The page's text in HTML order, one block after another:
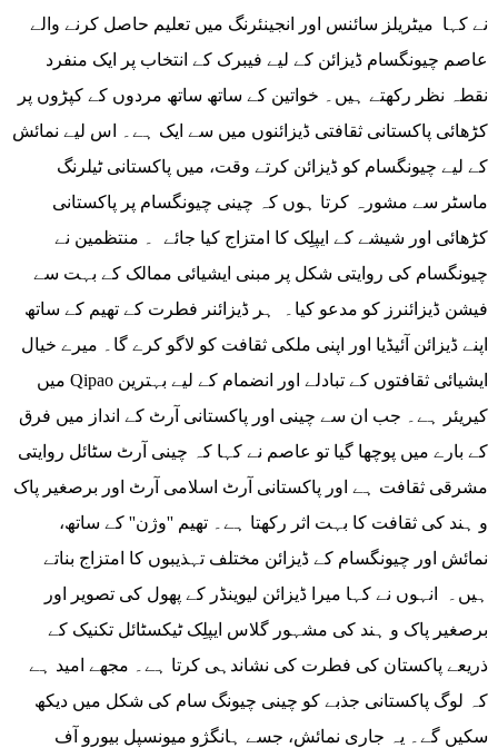
نے کہا میٹریلز سائنس اور انجینئرنگ میں تعلیم حاصل کرنے والے
عاصم چیونگسام ڈیزائن کے لیے فیبرک کے انتخاب پر ایک منفرد
نقطہ نظر رکھتے ہیں۔ خواتین کے ساتھ ساتھ مردوں کے کپڑوں پر
کڑھائی پاکستانی ثقافتی ڈیزائنوں میں سے ایک ہے۔ اس لیے نمائش
کے لیے چیونگسام کو ڈیزائن کرتے وقت، میں پاکستانی ٹیلرنگ
ماسٹر سے مشورہ کرتا ہوں کہ چینی چیونگسام پر پاکستانی
کڑھائی اور شیشے کے ایپلِک کا امتزاج کیا جائے ۔ منتظمین نے
چیونگسام کی روایتی شکل پر مبنی ایشیائی ممالک کے بہت سے
فیشن ڈیزائنرز کو مدعو کیا۔ ہر ڈیزائنر فطرت کے تھیم کے ساتھ
اپنے ڈیزائن آئیڈیا اور اپنی ملکی ثقافت کو لاگو کرے گا۔ میرے خیال
میں Qipao ایشیائی ثقافتوں کے تبادلے اور انضمام کے لیے بہترین
کیریئر ہے۔ جب ان سے چینی اور پاکستانی آرٹ کے انداز میں فرق
کے بارے میں پوچھا گیا تو عاصم نے کہا کہ چینی آرٹ سٹائل روایتی
مشرقی ثقافت ہے اور پاکستانی آرٹ اسلامی آرٹ اور برصغیر پاک
و ہند کی ثقافت کا بہت اثر رکھتا ہے۔ تھیم ''وژن'' کے ساتھ،
نمائش اور چیونگسام کے ڈیزائن مختلف تہذیبوں کا امتزاج بناتے
ہیں۔ انہوں نے کہا میرا ڈیزائن لیوینڈر کے پھول کی تصویر اور
برصغیر پاک و ہند کی مشہور گلاس ایپلِک ٹیکسٹائل تکنیک کے
ذریعے پاکستان کی فطرت کی نشاندہی کرتا ہے۔ مجھے امید ہے
کہ لوگ پاکستانی جذبے کو چینی چیونگ سام کی شکل میں دیکھ
سکیں گے۔ یہ جاری نمائش، جسے ہانگژو میونسپل بیورو آف